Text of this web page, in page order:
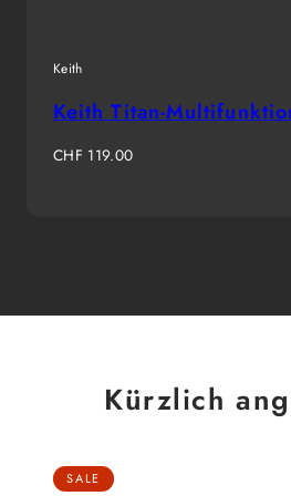
Keith
Keith Titan-
Regulärer
CHF 119.00
Kürzlich
SALE